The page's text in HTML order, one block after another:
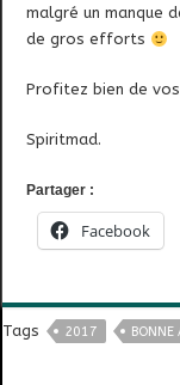
malgré un manque
de gros efforts
Profitez bien de
Spiritmad.
Partager :
Facebook
Tags 2017 BONNE